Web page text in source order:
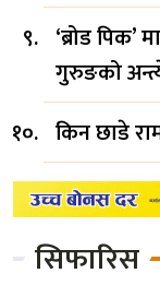
‘ब्रोड पिक’
गुरुङको
किन छाडे
सिफारिस